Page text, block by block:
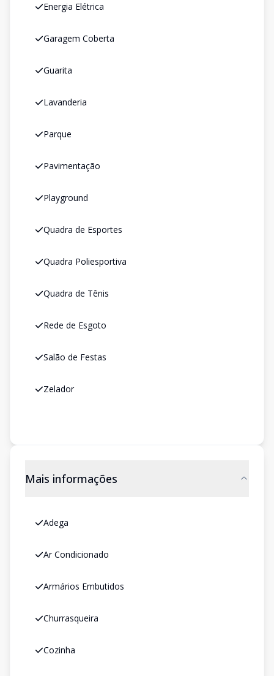
Energia Elétrica
Garagem Coberta
Guarita
Lavanderia
Parque
Pavimentação
Playground
Quadra de Esportes
Quadra Poliesportiva
Quadra de Tênis
Rede de Esgoto
Salão de Festas
Zelador
Mais informações
Adega
Ar Condicionado
Armários Embutidos
Churrasqueira
Cozinha